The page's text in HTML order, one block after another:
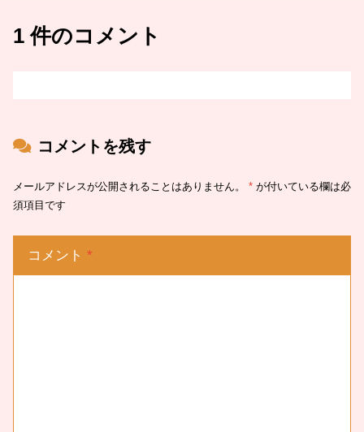
1 件のコメント
コメントを残す
メールアドレスが公開されることはありません。 * が付いている欄は必
須項目です
コメント *